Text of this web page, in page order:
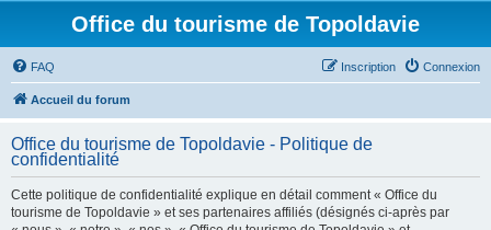
Office du tourisme de Topoldavie
FAQ Connexion
Inscription
Accueil du forum
Office du tourisme de Topoldavie - Politique de
confidentialité
Cette politique de confidentialité explique en détail comment « Office du
tourisme de Topoldavie » et ses partenaires affiliés (désignés ci-après par